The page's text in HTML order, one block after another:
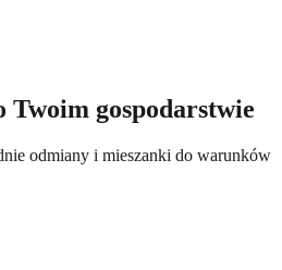
gospodarstwie
odmiany i mieszanki do warunków